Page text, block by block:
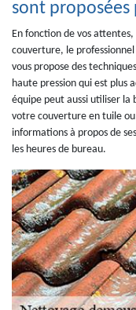
sont proposées
En fonction de vos
couverture, le professionnel
vous propose des
haute pression qui est plus
équipe peut aussi utiliser la
votre couverture en tuile ou
informations à propos de
les heures de bureau.